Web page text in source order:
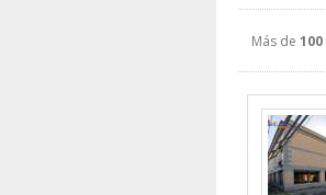
Más de 100